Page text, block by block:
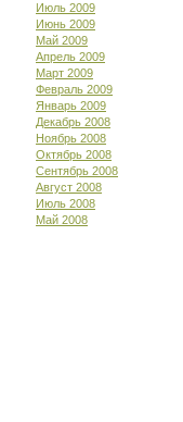
Июль 2009
Июнь 2009
Май 2009
Апрель 2009
Март 2009
Февраль 2009
Январь 2009
Декабрь 2008
Ноябрь 2008
Октябрь 2008
Сентябрь 2008
Август 2008
Июль 2008
Май 2008